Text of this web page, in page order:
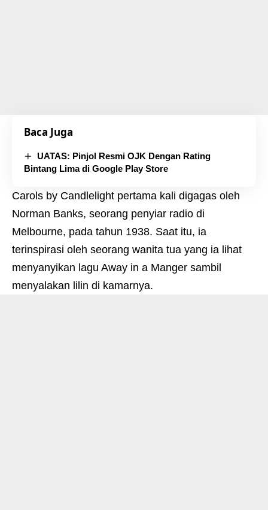
Baca Juga
UATAS: Pinjol Resmi OJK Dengan Rating
Bintang Lima di Google Play Store
Carols by Candlelight pertama kali digagas oleh
Norman Banks, seorang penyiar radio di
Melbourne, pada tahun 1938. Saat itu, ia
terinspirasi oleh seorang wanita tua yang ia lihat
menyanyikan lagu Away in a Manger sambil
menyalakan lilin di kamarnya.